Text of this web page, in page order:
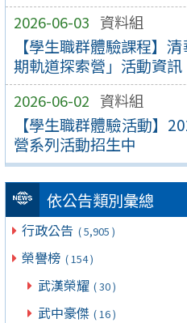
2026-06-03 資料組
【學生職群體驗課程】
期軌道探索營」活動資訊
2026-06-02 資料組
【學生職群體驗活動】
營系列活動招生中
依公告類別彙總
行政公告 ( 5,905 )
榮譽榜 ( 154 )
武漢榮耀 ( 30 )
武中豪傑 ( 16 )